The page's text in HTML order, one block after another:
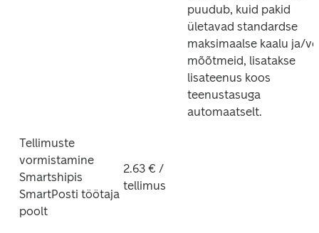
puudub, kuid pakid
ületavad standardse
maksimaalse kaalu ja/
mõõtmeid, lisatakse
lisateenus koos
teenustasuga
automaatselt.
Tellimuste
vormistamine
Smartshipis
SmartPosti töötaja
poolt
2.63 € /
tellimus